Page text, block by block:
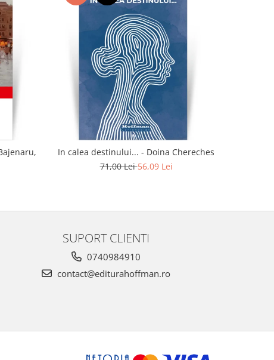
In calea destinului... - Doina Chereches
71,00 Lei56,09 Lei
SUPORT CLIENTI
0740984910
contact@editurahoffman.ro